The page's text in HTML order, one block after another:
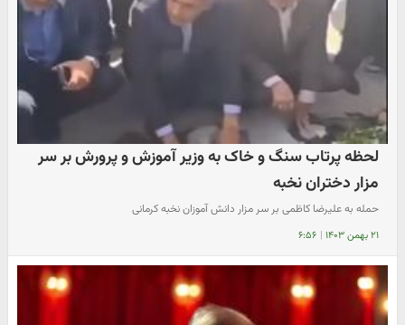
لحظه پرتاب سنگ و خاک به وزیر آموزش و پرورش بر سر
مزار دختران نخبه
حمله به علیرضا کاظمی بر سر مزار دانش آموزان نخبه کرمانی
۲۱ بهمن ۱۴۰۳ | ۶:۵۶